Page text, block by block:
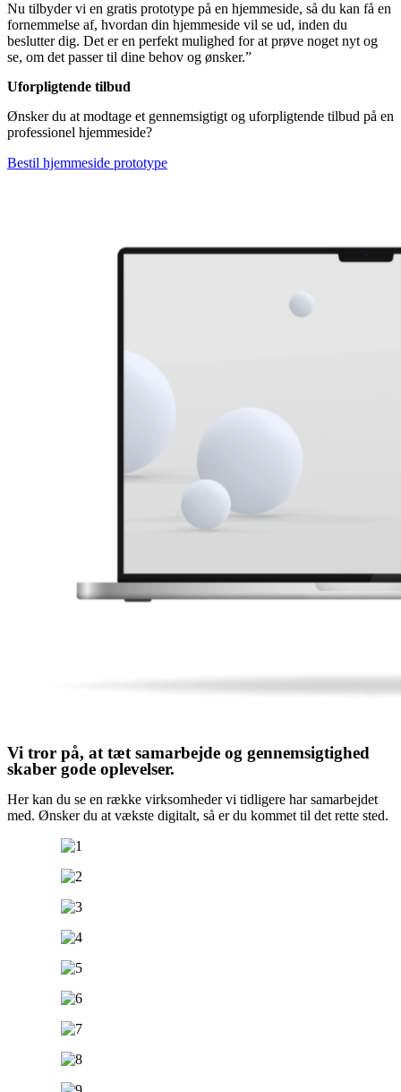
Nu tilbyder vi en gratis prototype på en hjemmeside, så du kan få en
fornemmelse af, hvordan din hjemmeside vil se ud, inden du
beslutter dig. Det er en perfekt mulighed for at prøve noget nyt og
se, om det passer til dine behov og ønsker.”
Uforpligtende tilbud
Ønsker du at modtage et gennemsigtigt og uforpligtende tilbud på en
professionel hjemmeside?
Bestil hjemmeside prototype
Vi tror på, at tæt samarbejde og gennemsigtighed
skaber gode oplevelser.
Her kan du se en række virksomheder vi tidligere har samarbejdet
med. Ønsker du at vækste digitalt, så er du kommet til det rette sted.